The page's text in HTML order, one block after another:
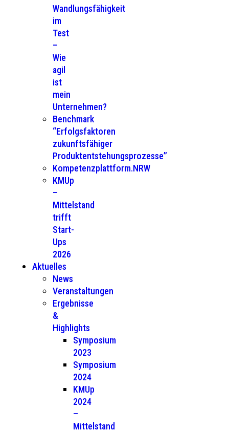
Wandlungsfähigkeit
im
Test
–
Wie
agil
ist
mein
Unternehmen?
Benchmark
“Erfolgsfaktoren
zukunftsfähiger
Produktentstehungsprozesse”
Kompetenzplattform.NRW
KMUp
–
Mittelstand
trifft
Start-
Ups
2026
Aktuelles
News
Veranstaltungen
Ergebnisse
&
Highlights
Symposium
2023
Symposium
2024
KMUp
2024
–
Mittelstand